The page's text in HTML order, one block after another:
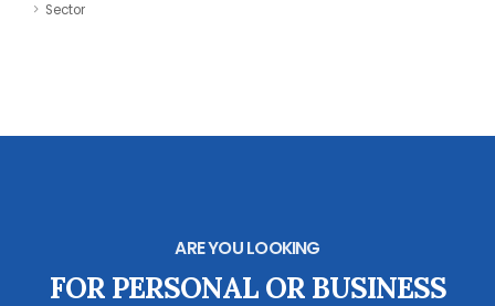
Sector
ARE YOU LOOKING
FOR PERSONAL OR BUSINESS